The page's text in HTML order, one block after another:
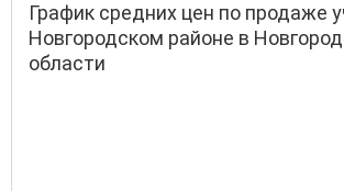
График средних цен по продаже
Новгородском районе в
области